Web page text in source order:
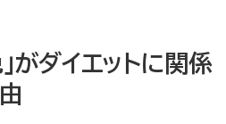
がダイエットに関係